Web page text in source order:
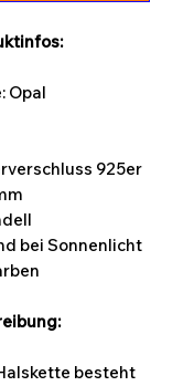
Opal
925er
bei Sonnenlicht
besteht